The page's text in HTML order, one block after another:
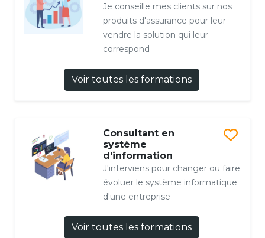
Je conseille mes clients sur nos
produits d'assurance pour leur
vendre la solution qui leur
correspond
Voir toutes les formations
Consultant en
système
d'information
J'interviens pour changer ou faire
évoluer le système informatique
d'une entreprise
Voir toutes les formations